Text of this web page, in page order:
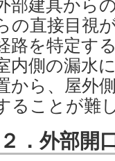
部建具から
の直接目視
路を特定す
内側の漏水
から、屋外
ることが難
２．外部開